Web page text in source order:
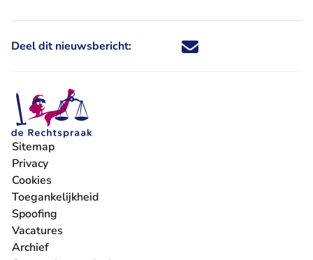
Deel dit nieuwsbericht: Deel dit nieuwsbericht via X -
Deel dit nieuwsbericht via
Deel dit nieuwsbericht
Deel dit
Sitemap
Privacy
Cookies
Toegankelijkheid
Spoofing
Vacatures
- U verlaat Rechtspraak.nl
Archief